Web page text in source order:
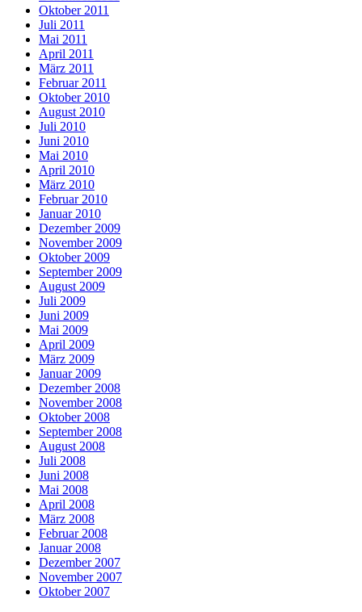
Oktober 2011
Juli 2011
Mai 2011
April 2011
März 2011
Februar 2011
Oktober 2010
August 2010
Juli 2010
Juni 2010
Mai 2010
April 2010
März 2010
Februar 2010
Januar 2010
Dezember 2009
November 2009
Oktober 2009
September 2009
August 2009
Juli 2009
Juni 2009
Mai 2009
April 2009
März 2009
Januar 2009
Dezember 2008
November 2008
Oktober 2008
September 2008
August 2008
Juli 2008
Juni 2008
Mai 2008
April 2008
März 2008
Februar 2008
Januar 2008
Dezember 2007
November 2007
Oktober 2007